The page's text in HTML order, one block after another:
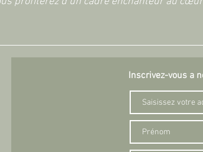
Inscrivez-vous a